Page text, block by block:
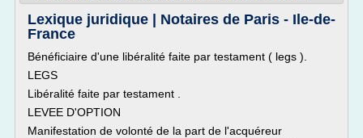
Lexique juridique | Notaires de Paris - Ile-de-
France
Bénéficiaire d'une libéralité faite par testament ( legs ).
LEGS
Libéralité faite par testament .
LEVEE D'OPTION
Manifestation de volonté de la part de l'acquéreur